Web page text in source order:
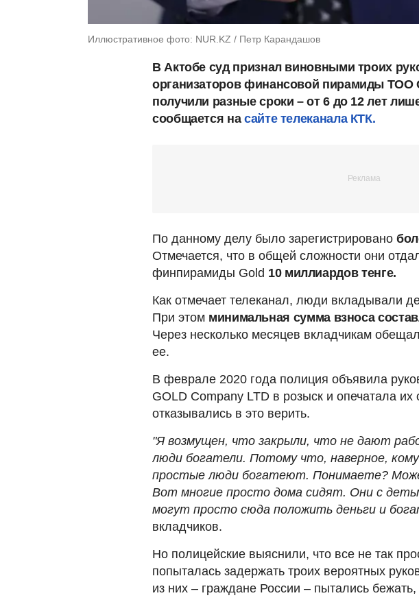
Иллюстративное фото: NUR.KZ / Петр Карандашов
В Актобе суд признал виновными троих
организаторов финансовой пирамиды ТОО
получили разные сроки – от 6 до 12 лет
сообщается на сайте телеканала КТК.
По данному делу было зарегистрировано
Отмечается, что в общей сложности они
финпирамиды Gold 10 миллиардов тенге.
Как отмечает телеканал, люди вкладывали
При этом минимальная сумма взноса
Через несколько месяцев вкладчикам
ее.
В феврале 2020 года полиция объявила
GOLD Company LTD в розыск и опечатала
отказывались в это верить.
"Я возмущен, что закрыли, что не дают
люди богатели. Потому что, наверное,
простые люди богатеют. Понимаете?
Вот многие просто дома сидят. Они с
могут просто сюда положить деньги и
вкладчиков.
Но полицейские выяснили, что все не так
попыталась задержать троих вероятных
из них – граждане России – пытались